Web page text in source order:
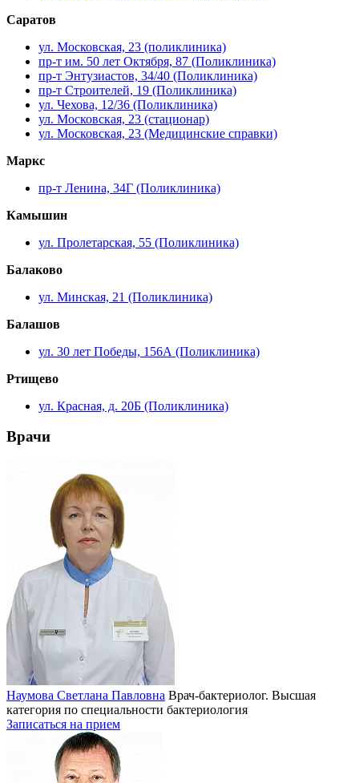
Саратов
ул. Московская, 23 (поликлиника)
пр-т им. 50 лет Октября, 87 (Поликлиника)
пр-т Энтузиастов, 34/40 (Поликлиника)
пр-т Строителей, 19 (Поликлиника)
ул. Чехова, 12/36 (Поликлиника)
ул. Московская, 23 (стационар)
ул. Московская, 23 (Медицинские справки)
Маркс
пр-т Ленина, 34Г (Поликлиника)
Камышин
ул. Пролетарская, 55 (Поликлиника)
Балаково
ул. Минская, 21 (Поликлиника)
Балашов
ул. 30 лет Победы, 156А (Поликлиника)
Ртищево
ул. Красная, д. 20Б (Поликлиника)
Врачи
Наумова Светлана Павловна Врач-бактериолог. Высшая
категория по специальности бактериология
Записаться на прием